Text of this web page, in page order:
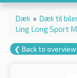
Dæk » Dæk til
Ling Long Sport
❮ Back to overview